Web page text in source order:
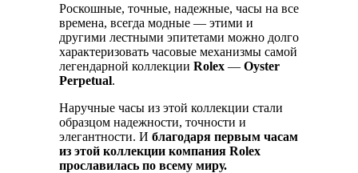
Роскошные, точные, надежные, часы на все
времена, всегда модные — этими и
другими лестными эпитетами можно долго
характеризовать часовые механизмы самой
легендарной коллекции Rolex — Oyster
Perpetual.
Наручные часы из этой коллекции стали
образцом надежности, точности и
элегантности. И благодаря первым часам
из этой коллекции компания Rolex
прославилась по всему миру.